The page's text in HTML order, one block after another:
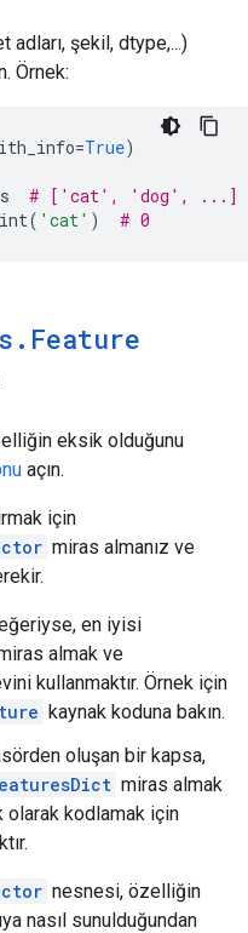
şekil, dtype,...)
Örnek:
=True)
# ['cat', 'dog', ...]
( 'cat' ) # 0
. Feature
eksik olduğunu
açın.
için
miras almanız ve
en iyisi
almak ve
kullanmaktır. Örnek için
kaynak koduna bakın.
oluşan bir kapsa,
miras almak
olarak kodlamak için
nesnesi, özelliğin
nasıl sunulduğundan